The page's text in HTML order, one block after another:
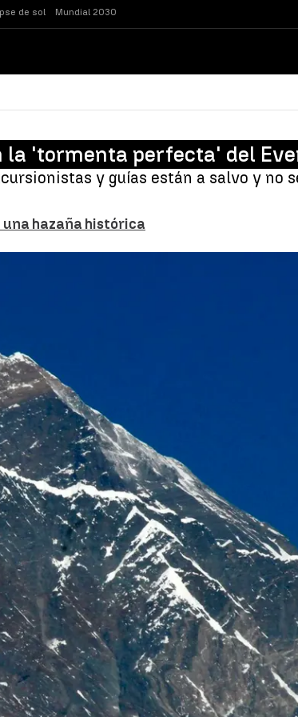
de sol Mundial 2030
la 'tormenta perfecta' del
y guías están a salvo y no
una hazaña histórica